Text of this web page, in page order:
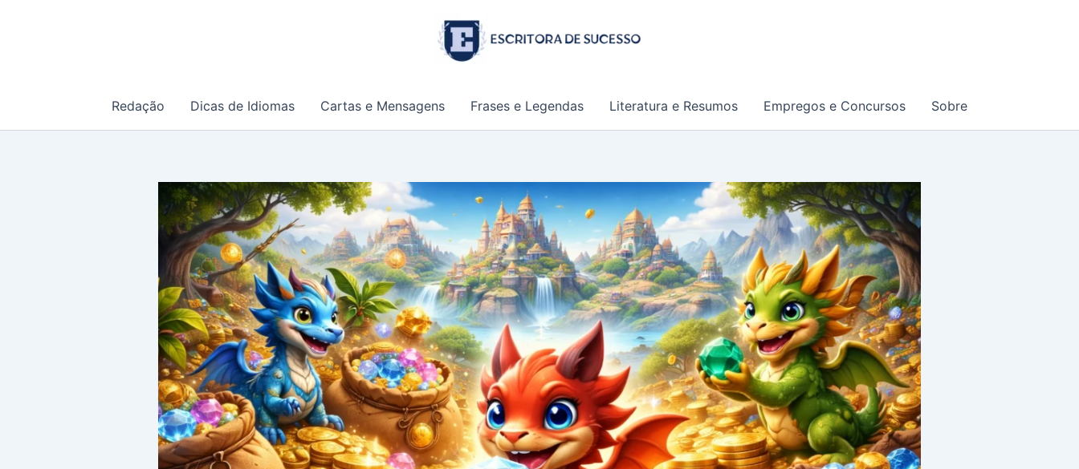
Redação Dicas de Idiomas Cartas e Mensagens Frases e Legendas Literatura e Resumos Empregos e Concursos Sobre